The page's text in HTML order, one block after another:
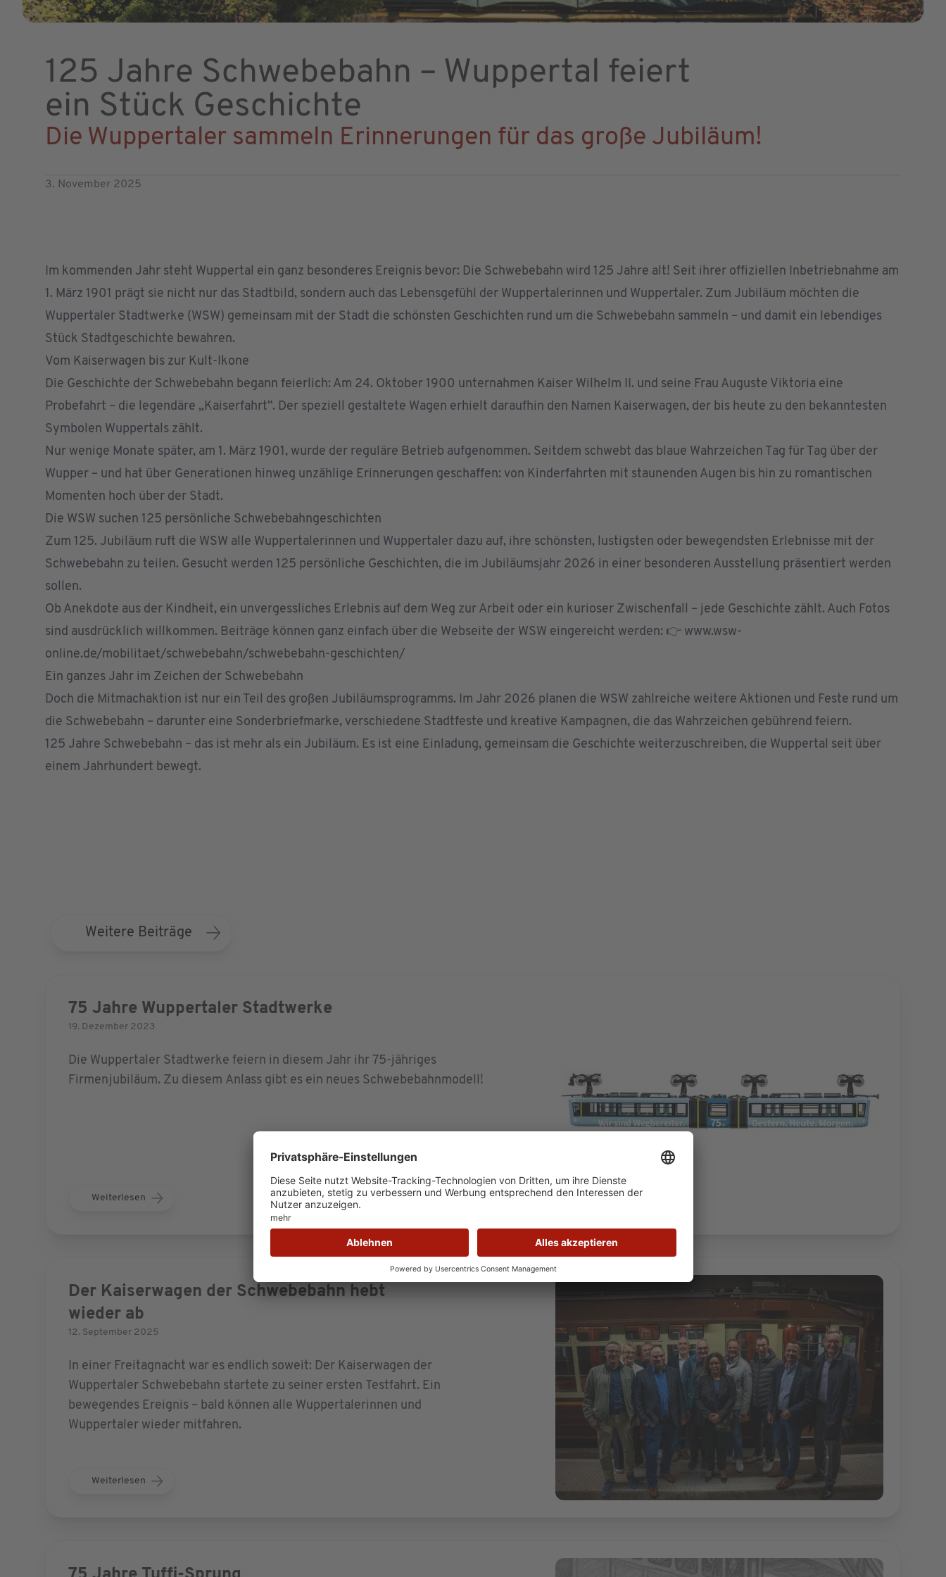
125 Jahre Schwebebahn – Wuppertal feiert
ein Stück Geschichte
Die Wuppertaler sammeln Erinnerungen für das große Jubiläum!
3. November 2025
Im kommenden Jahr steht Wuppertal ein ganz besonderes Ereignis bevor: Die Schwebebahn wird 125 Jahre alt! Seit ihrer offiziellen Inbetriebnahme am
1. März 1901 prägt sie nicht nur das Stadtbild, sondern auch das Lebensgefühl der Wuppertalerinnen und Wuppertaler. Zum Jubiläum möchten die
Wuppertaler Stadtwerke (WSW) gemeinsam mit der Stadt die schönsten Geschichten rund um die Schwebebahn sammeln – und damit ein lebendiges
Stück Stadtgeschichte bewahren.
Vom Kaiserwagen bis zur Kult-Ikone
Die Geschichte der Schwebebahn begann feierlich: Am 24. Oktober 1900 unternahmen Kaiser Wilhelm II. und seine Frau Auguste Viktoria eine
Probefahrt – die legendäre „Kaiserfahrt“. Der speziell gestaltete Wagen erhielt daraufhin den Namen Kaiserwagen, der bis heute zu den bekanntesten
Symbolen Wuppertals zählt.
Nur wenige Monate später, am 1. März 1901, wurde der reguläre Betrieb aufgenommen. Seitdem schwebt das blaue Wahrzeichen Tag für Tag über der
Wupper – und hat über Generationen hinweg unzählige Erinnerungen geschaffen: von Kinderfahrten mit staunenden Augen bis hin zu romantischen
Momenten hoch über der Stadt.
Die WSW suchen 125 persönliche Schwebebahngeschichten
Zum 125. Jubiläum ruft die WSW alle Wuppertalerinnen und Wuppertaler dazu auf, ihre schönsten, lustigsten oder bewegendsten Erlebnisse mit der
Schwebebahn zu teilen. Gesucht werden 125 persönliche Geschichten, die im Jubiläumsjahr 2026 in einer besonderen Ausstellung präsentiert werden
sollen.
Ob Anekdote aus der Kindheit, ein unvergessliches Erlebnis auf dem Weg zur Arbeit oder ein kurioser Zwischenfall – jede Geschichte zählt. Auch Fotos
sind ausdrücklich willkommen. Beiträge können ganz einfach über die Webseite der WSW eingereicht werden: 👉 www.wsw-
online.de/mobilitaet/schwebebahn/schwebebahn-geschichten/
Ein ganzes Jahr im Zeichen der Schwebebahn
Doch die Mitmachaktion ist nur ein Teil des großen Jubiläumsprogramms. Im Jahr 2026 planen die WSW zahlreiche weitere Aktionen und Feste rund um
die Schwebebahn – darunter eine Sonderbriefmarke, verschiedene Stadtfeste und kreative Kampagnen, die das Wahrzeichen gebührend feiern.
125 Jahre Schwebebahn – das ist mehr als ein Jubiläum. Es ist eine Einladung, gemeinsam die Geschichte weiterzuschreiben, die Wuppertal seit über
einem Jahrhundert bewegt.
Weitere Beiträge
75 Jahre Wuppertaler Stadtwerke
19. Dezember 2023
Die Wuppertaler Stadtwerke feiern in diesem Jahr ihr 75-jähriges
Firmenjubiläum. Zu diesem Anlass gibt es ein neues Schwebebahnmodell!
Weiterlesen
Der Kaiserwagen der Schwebebahn hebt
wieder ab
12. September 2025
In einer Freitagnacht war es endlich soweit: Der Kaiserwagen der
Wuppertaler Schwebebahn startete zu seiner ersten Testfahrt. Ein
bewegendes Ereignis – bald können alle Wuppertalerinnen und
Wuppertaler wieder mitfahren.
Weiterlesen